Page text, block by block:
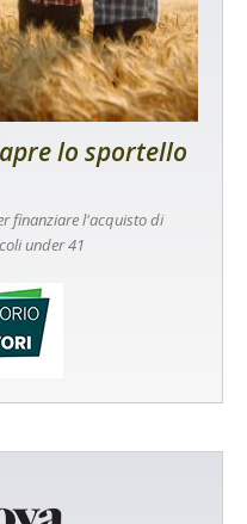
lo sportello
finanziare l'acquisto di
under 41